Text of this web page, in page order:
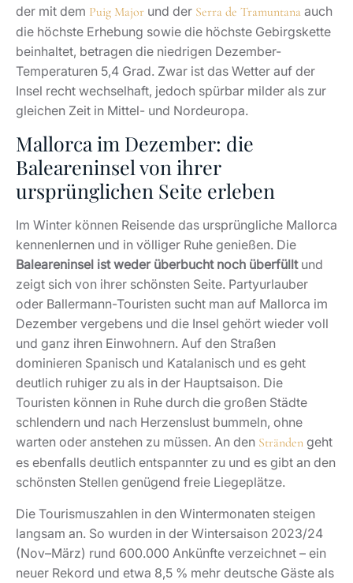
der mit dem Puig Major und der Serra de Tramuntana auch
die höchste Erhebung sowie die höchste Gebirgskette
beinhaltet, betragen die niedrigen Dezember-
Temperaturen 5,4 Grad. Zwar ist das Wetter auf der
Insel recht wechselhaft, jedoch spürbar milder als zur
gleichen Zeit in Mittel- und Nordeuropa.
Mallorca im Dezember: die
Baleareninsel von ihrer
ursprünglichen Seite erleben
Im Winter können Reisende das ursprüngliche Mallorca
kennenlernen und in völliger Ruhe genießen. Die
Baleareninsel ist weder überbucht noch überfülltund
zeigt sich von ihrer schönsten Seite. Partyurlauber
oder Ballermann-Touristen sucht man auf Mallorca im
Dezember vergebens und die Insel gehört wieder voll
und ganz ihren Einwohnern. Auf den Straßen
dominieren Spanisch und Katalanisch und es geht
deutlich ruhiger zu als in der Hauptsaison. Die
Touristen können in Ruhe durch die großen Städte
schlendern und nach Herzenslust bummeln, ohne
warten oder anstehen zu müssen. An den Stränden geht
es ebenfalls deutlich entspannter zu und es gibt an den
schönsten Stellen genügend freie Liegeplätze.
Die Tourismuszahlen in den Wintermonaten steigen
langsam an. So wurden in der Wintersaison 2023/24
(Nov–März) rund 600.000 Ankünfte verzeichnet – ein
neuer Rekord und etwa 8,5 % mehr deutsche Gäste als